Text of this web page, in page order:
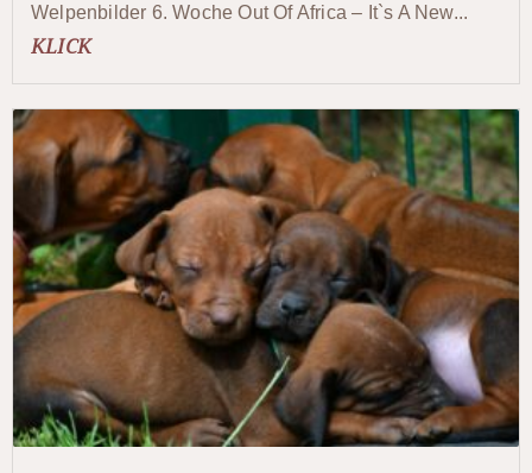
Welpenbilder 6. Woche Out Of Africa – It`s A New...
KLICK